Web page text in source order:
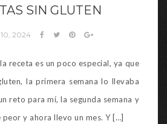
SIN GLUTEN
2024
receta es un poco especial, ya que
la primera semana lo llevaba
reto para mí, la segunda semana y
y ahora llevo un mes. Y […]